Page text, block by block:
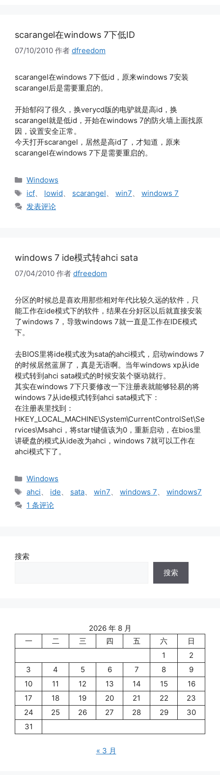
scarangel在windows 7下低ID
07/10/2010 作者 dfreedom
scarangel在windows 7下低id，原来windows 7安装
scarangel后是需要重启的。
开始郁闷了很久，换verycd版的电驴就是高id，换
scarangel就是低id，开始在windows 7的防火墙上面找原
因，设置安全正常。
今天打开scarangel，居然是高id了，才知道，原来
scarangel在windows 7下是需要重启的。
分
类
Windows
标
签
icf、 lowid、 scarangel、 win7、 windows 7
发表评论
windows 7 ide模式转ahci sata
07/04/2010 作者 dfreedom
分区的时候总是喜欢用那些相对年代比较久远的软件，只
能工作在ide模式下的软件，结果在分好区以后就直接安装
了windows 7，导致windows 7就一直是工作在IDE模式
下。
去BIOS里将ide模式改为sata的ahci模式，启动windows 7
的时候居然蓝屏了，真是无语啊。当年windows xp从ide
模式转到ahci sata模式的时候安装个驱动就行。
其实在windows 7下只要修改一下注册表就能够轻易的将
windows 7从ide模式转到ahci sata模式下：
在注册表里找到：
HKEY_LOCAL_MACHINE\System\CurrentControlSet\Se
rvices\Msahci，将start键值该为0，重新启动，在bios里
讲硬盘的模式从ide改为ahci，windows 7就可以工作在
ahci模式下了。
分
类
Windows
标
签
ahci、 ide、 sata、 win7、 windows 7、 windows7
1 条评论
搜索
搜索
2026 年 8 月
一
二 三 四 五 六
日
1
2
3
4 5 6 7 8
9
10
11 12 13 14 15
16
17
18 19 20 21 22
23
24
25 26 27 28 29
30
31
« 3 月